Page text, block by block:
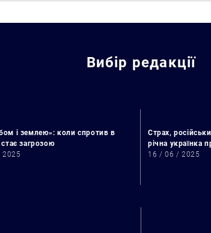
Вибір редакції
і землею»: коли спротив в
стає загрозою
Страх,
річна українка
16 / 06 / 2025